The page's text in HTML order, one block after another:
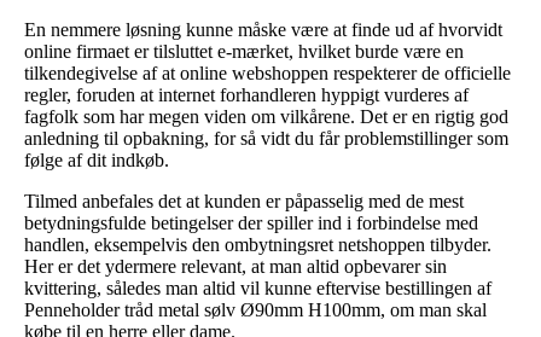
En nemmere løsning kunne måske være at finde ud af hvorvidt
online firmaet er tilsluttet e-mærket, hvilket burde være en
tilkendegivelse af at online webshoppen respekterer de officielle
regler, foruden at internet forhandleren hyppigt vurderes af
fagfolk som har megen viden om vilkårene. Det er en rigtig god
anledning til opbakning, for så vidt du får problemstillinger som
følge af dit indkøb.
Tilmed anbefales det at kunden er påpasselig med de mest
betydningsfulde betingelser der spiller ind i forbindelse med
handlen, eksempelvis den ombytningsret netshoppen tilbyder.
Her er det ydermere relevant, at man altid opbevarer sin
kvittering, således man altid vil kunne eftervise bestillingen af
Penneholder tråd metal sølv Ø90mm H100mm, om man skal
købe til en herre eller dame.